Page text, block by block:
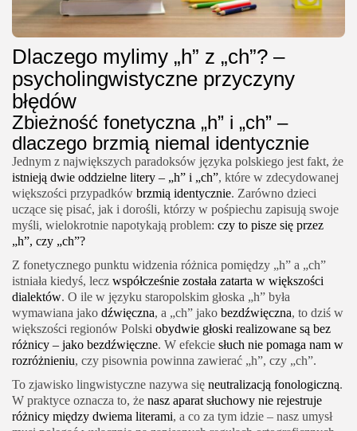
Dlaczego mylimy „h” z „ch”? –
psycholingwistyczne przyczyny
błędów
Zbieżność fonetyczna „h” i „ch” –
dlaczego brzmią niemal identycznie
Jednym z największych paradoksów języka polskiego jest fakt, że
istnieją dwie oddzielne litery – „h” i „ch”, które w zdecydowanej
większości przypadków brzmią identycznie. Zarówno dzieci
uczące się pisać, jak i dorośli, którzy w pośpiechu zapisują swoje
myśli, wielokrotnie napotykają problem: czy to pisze się przez
„h”, czy „ch”?
Z fonetycznego punktu widzenia różnica pomiędzy „h” a „ch”
istniała kiedyś, lecz współcześnie została zatarta w większości
dialektów. O ile w języku staropolskim głoska „h” była
wymawiana jako dźwięczna, a „ch” jako bezdźwięczna, to dziś w
większości regionów Polski obydwie głoski realizowane są bez
różnicy – jako bezdźwięczne. W efekcie słuch nie pomaga nam w
rozróżnieniu, czy pisownia powinna zawierać „h”, czy „ch”.
To zjawisko lingwistyczne nazywa się neutralizacją fonologiczną.
W praktyce oznacza to, że nasz aparat słuchowy nie rejestruje
różnicy między dwiema literami, a co za tym idzie – nasz umysł